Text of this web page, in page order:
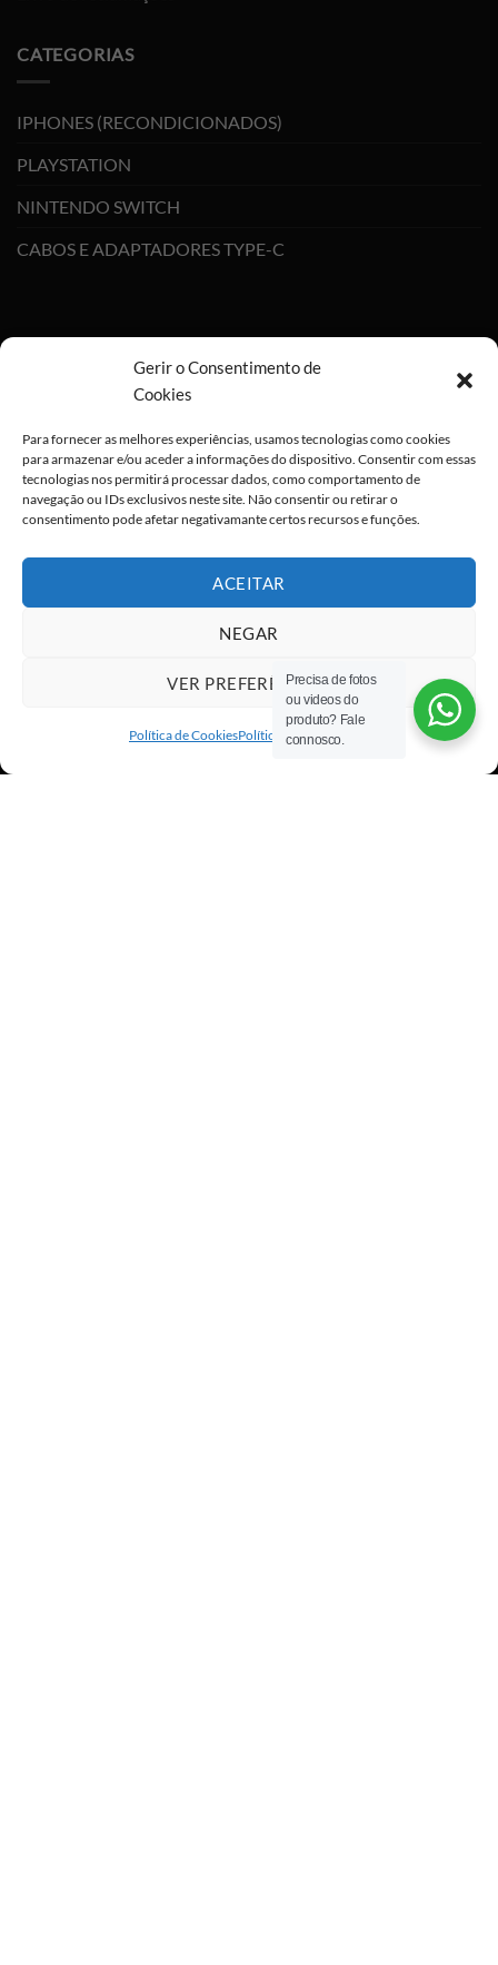
Gerir o Consentimento de
Cookies
Para fornecer as melhores experiências, usamos tecnologias como cookies
para armazenar e/ou aceder a informações do dispositivo. Consentir com essas
tecnologias nos permitirá processar dados, como comportamento de
navegação ou IDs exclusivos neste site. Não consentir ou retirar o
consentimento pode afetar negativamante certos recursos e funções.
ACEITAR
NEGAR
VER PREFERÊNCIAS
Política de CookiesPolítica de privacidade
CATEGORIAS
IPHONES (RECONDICIONADOS)
PLAYSTATION
NINTENDO SWITCH
CABOS E ADAPTADORES TYPE-C
Stripe MasterCardCash
Copyright 2026 ©All rights reserved
Precisa de fotos
ou videos do
produto? Fale
connosco.